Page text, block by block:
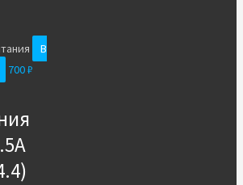
В
700₽